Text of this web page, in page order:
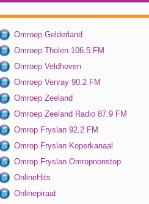
Omroep Gelderland
Omroep Tholen 106.5 FM
Omroep Veldhoven
Omroep Venray 90.2 FM
Omroep Zeeland
Omroep Zeeland Radio 87.9 FM
Omrop Fryslan 92.2 FM
Omrop Fryslan Koperkanaal
Omrop Fryslan Omropnonstop
OnlineHits
Onlinepiraat